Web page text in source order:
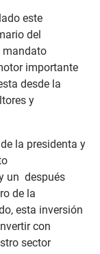
este
del
mandato
importante
desde la
y
la presidenta y
un después
de la
esta inversión
con
sector